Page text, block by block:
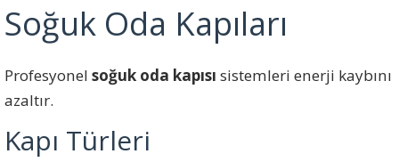
Soğuk Oda Kapıları
Profesyonel soğuk oda kapısı sistemleri enerji kaybını
azaltır.
Kapı Türleri